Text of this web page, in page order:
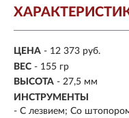
ЦЕНА - 12 373 руб.
ВЕС - 155 гр
ВЫСОТА - 27,5 мм
ИНСТРУМЕНТЫ
- С лезвием; Со